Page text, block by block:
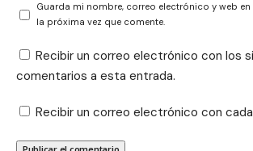
Guarda mi nombre, correo electrónico y web en
la próxima vez que comente.
Recibir un correo electrónico con los
comentarios a esta entrada.
Recibir un correo electrónico con